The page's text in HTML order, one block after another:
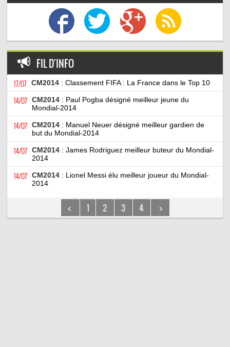
FIL D'INFO
17/07 CM2014 : Classement FIFA : La France dans le Top 10
14/07 CM2014 : Paul Pogba désigné meilleur jeune du
Mondial-2014
14/07 CM2014 : Manuel Neuer désigné meilleur gardien de
but du Mondial-2014
14/07 CM2014 : James Rodriguez meilleur buteur du Mondial-
2014
14/07 CM2014 : Lionel Messi élu meilleur joueur du Mondial-
2014
< 1 2 3 4 >